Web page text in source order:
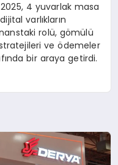
4 yuvarlak masa
varlıkların
rolü, gömülü
ve ödemeler
bir araya getirdi.